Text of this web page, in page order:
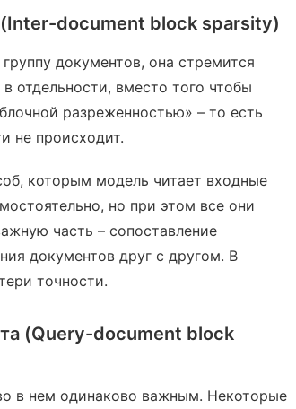
document block sparsity)
документов, она стремится
отдельности, вместо того чтобы
разреженностью» – то есть
не происходит.
которым модель читает входные
но при этом все они
часть – сопоставление
документов друг с другом. В
точности.
(Query-document block
в нем одинаково важным. Некоторые